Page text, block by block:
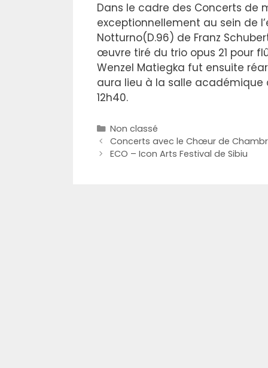
Dans le cadre des Concerts de
exceptionnellement au sein de
Notturno(D.96) de Franz
œuvre tiré du trio opus 21 pour
Wenzel Matiegka fut ensuite
aura lieu à la salle académique
12h40.
Catégories
Non classé
Concerts avec le Chœur de
ECO – Icon Arts Festival de Sibiu